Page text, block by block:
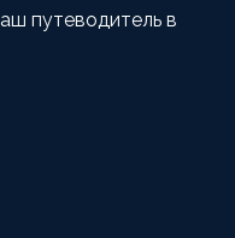
путеводитель в